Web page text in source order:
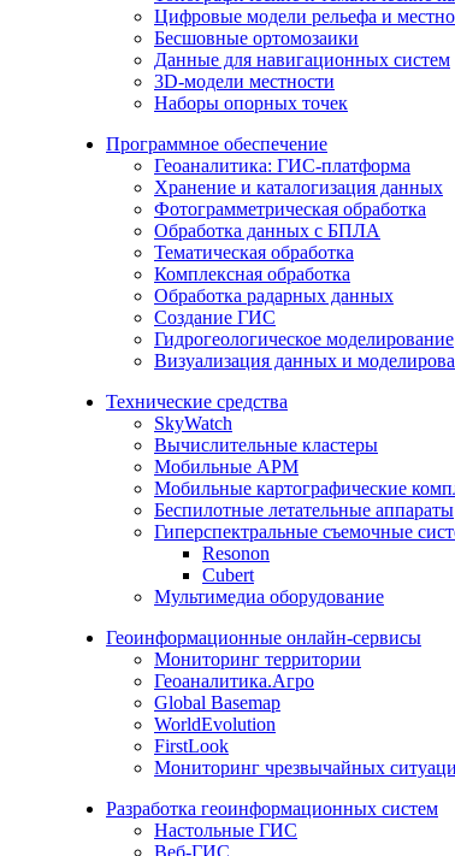
Цифровые модели рельефа и
Бесшовные ортомозаики
Данные для навигационных систем
3D-модели местности
Наборы опорных точек
Программное обеспечение
Геоаналитика: ГИС-платформа
Хранение и каталогизация данных
Фотограмметрическая обработка
Обработка данных с БПЛА
Тематическая обработка
Комплексная обработка
Обработка радарных данных
Создание ГИС
Гидрогеологическое моделирование
Визуализация данных и
Технические средства
SkyWatch
Вычислительные кластеры
Мобильные АРМ
Мобильные картографические
Беспилотные летательные аппараты
Гиперспектральные съемочные
Resonon
Cubert
Мультимедиа оборудование
Геоинформационные онлайн-сервисы
Мониторинг территории
Геоаналитика.Агро
Global Basemap
WorldEvolution
FirstLook
Мониторинг чрезвычайных
Разработка геоинформационных систем
Настольные ГИС
Веб-ГИС